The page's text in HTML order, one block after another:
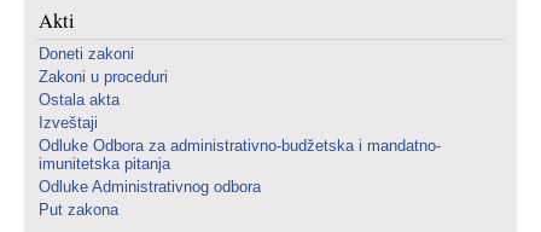
Akti
Doneti zakoni
Zakoni u proceduri
Ostala akta
Izveštaji
Odluke Odbora za administrativno-budžetska i mandatno-
imunitetska pitanja
Odluke Administrativnog odbora
Put zakona